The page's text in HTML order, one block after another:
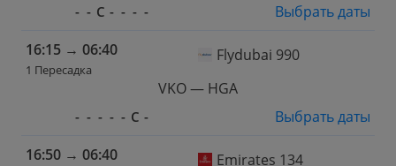
- - С - - - -
Выбрать даты
16:15 → 06:40
1 Пересадка
Flydubai 990
VKO — HGA
- - - - - С -
Выбрать даты
16:50 → 06:40
Emirates 134